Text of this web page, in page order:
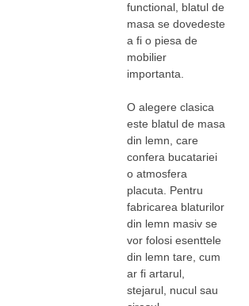
functional, blatul de
masa se dovedeste
a fi o piesa de
mobilier
importanta.
O alegere clasica
este blatul de masa
din lemn, care
confera bucatariei
o atmosfera
placuta. Pentru
fabricarea blaturilor
din lemn masiv se
vor folosi esenttele
din lemn tare, cum
ar fi artarul,
stejarul, nucul sau